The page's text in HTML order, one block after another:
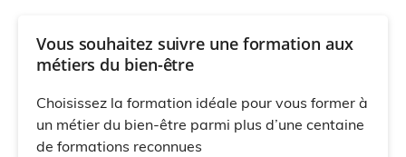
Vous souhaitez suivre une formation aux
métiers du bien-être
Choisissez la formation idéale pour vous former à
un métier du bien-être parmi plus d’une centaine
de formations reconnues